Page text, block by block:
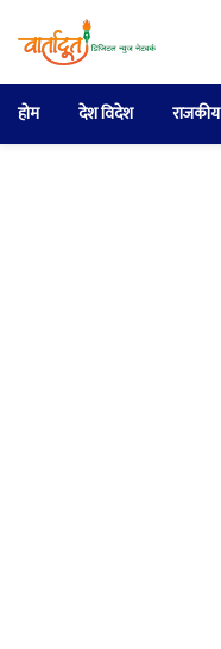
होम देश विदेश राजकीय